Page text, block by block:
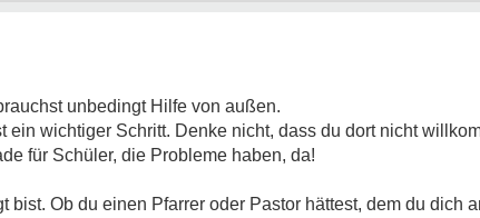
unbedingt Hilfe von außen.
ein wichtiger Schritt. Denke nicht, dass du dort nicht
für Schüler, die Probleme haben, da!
bist. Ob du einen Pfarrer oder Pastor hättest, dem du dich